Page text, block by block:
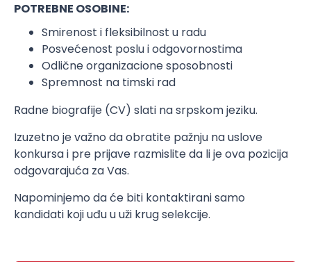
POTREBNE OSOBINE:
Smirenost i fleksibilnost u radu
Posvećenost poslu i odgovornostima
Odlične organizacione sposobnosti
Spremnost na timski rad
Radne biografije (CV) slati na srpskom jeziku.
Izuzetno je važno da obratite pažnju na uslove
konkursa i pre prijave razmislite da li je ova pozicija
odgovarajuća za Vas.
Napominjemo da će biti kontaktirani samo
kandidati koji uđu u uži krug selekcije.